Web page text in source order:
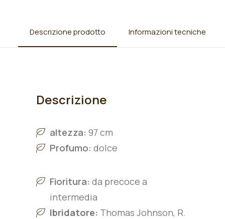
Descrizione prodotto Informazioni tecniche
Descrizione
altezza: 97 cm
Profumo: dolce
Fioritura: da precoce a
intermedia
Ibridatore: Thomas Johnson, R.